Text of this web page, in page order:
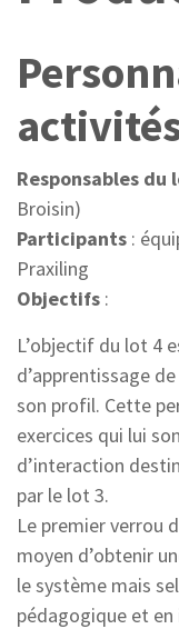
Responsables du
Broisin)
Participants :
Praxiling
Objectifs :
L’objectif du lot 4
d’apprentissage
son profil. Cette
exercices qui lui
d’interaction
par le lot 3.
Le premier verrou
moyen d’obtenir
le système mais
pédagogique et